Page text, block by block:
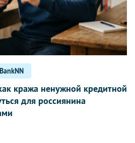
кража ненужной кредитной
для россиянина